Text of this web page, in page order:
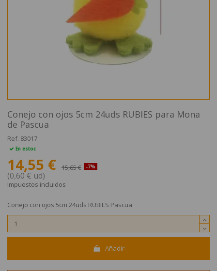
Conejo con ojos 5cm 24uds RUBIES para Mona
de Pascua
Ref. 83017
En estoc
14,55 € 15,65 € -7%
(0,60 € ud)
Impuestos incluidos
Conejo con ojos 5cm 24uds RUBIES Pascua
Añadir